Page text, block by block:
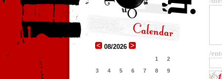
08/2026
1
2
3
4 5 6 7 8
9
/